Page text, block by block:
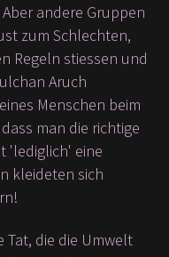
andere Gruppen
zum Schlechten,
Regeln stiessen und
Aruch
Menschen beim
man die richtige
'lediglich' eine
kleideten sich
Tat, die die Umwelt